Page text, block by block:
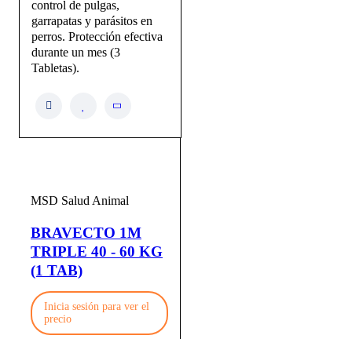
control de pulgas,
garrapatas y parásitos en
perros. Protección efectiva
durante un mes (3
Tabletas).
MSD Salud Animal
BRAVECTO 1M
TRIPLE 40 - 60 KG
(1 TAB)
Inicia sesión para ver el
precio